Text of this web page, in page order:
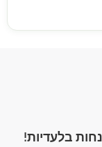
בלעדיות!